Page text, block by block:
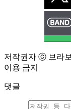
저작권자 ⓒ 브라
이용 금지
댓글